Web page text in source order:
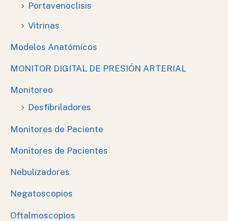
Portavenoclisis
Vitrinas
Modelos Anatómicos
MONITOR DIGITAL DE PRESIÓN ARTERIAL
Monitoreo
Desfibriladores
Monitores de Paciente
Monitores de Pacientes
Nebulizadores
Negatoscopios
Oftalmoscopios